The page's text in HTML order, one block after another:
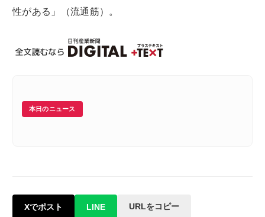
性がある」（流通筋）。
本日のニュース
Xでポスト LINE URLをコピー